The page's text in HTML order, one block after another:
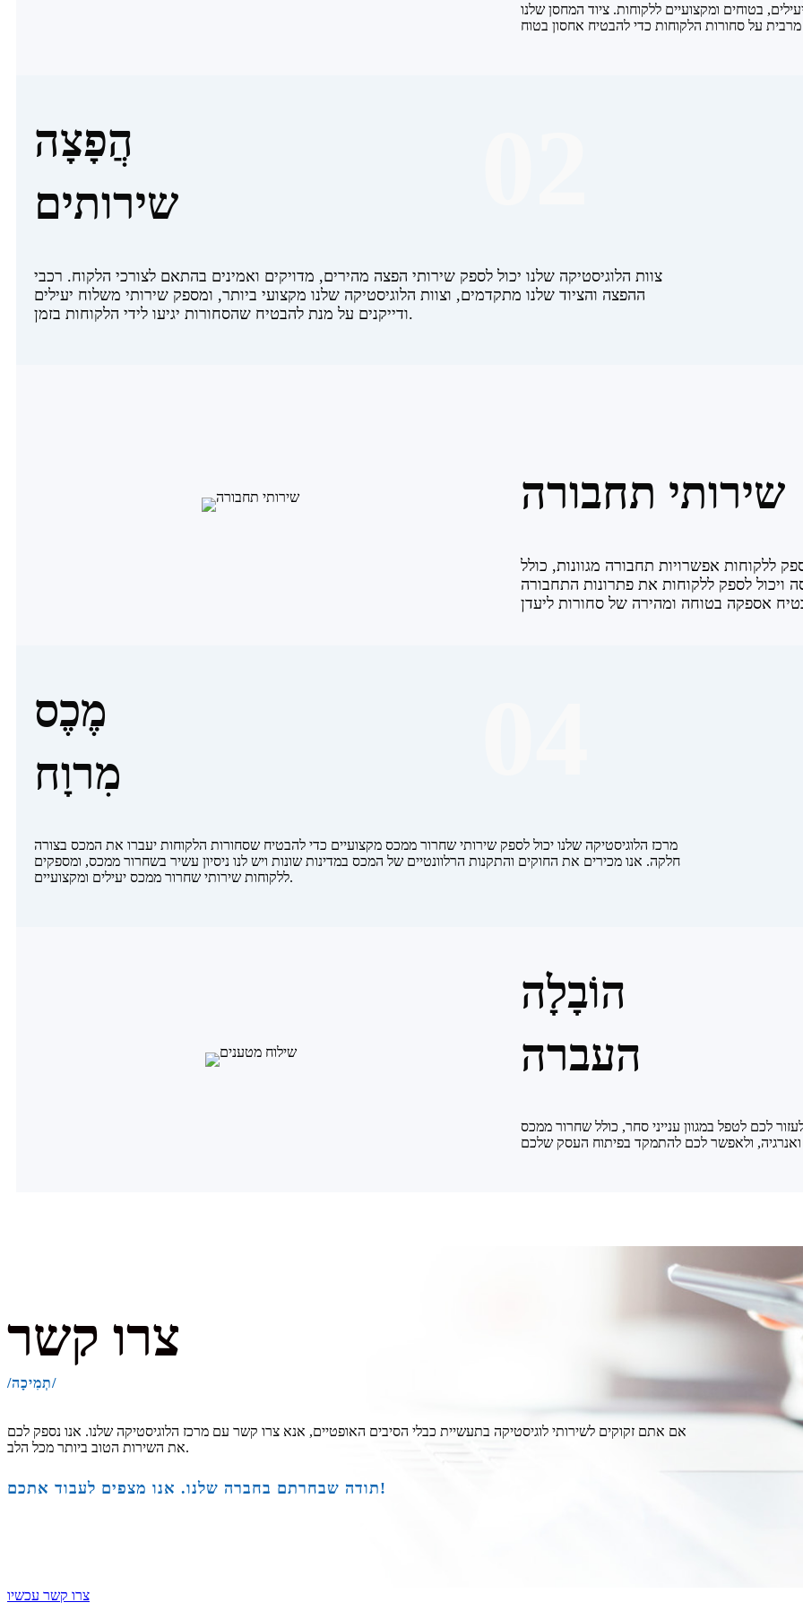
בטוחים ומקצועיים ללקוחות. ציוד המחסן שלנו
הֲפָצָה
שירותים
צוות הלוגיסטיקה שלנו יכול לספק שירותי הפצה מהירים, מדויקים ואמינים בהתאם לצורכי הלקוח. רכבי
ההפצה והציוד שלנו מתקדמים, וצוות הלוגיסטיקה שלנו מקצועי ביותר, ומספק שירותי משלוח יעילים
ודייקנים על מנת להבטיח שהסחורות יגיעו לידי הלקוחות בזמן.
שירותי תחבורה
ללקוחות אפשרויות תחבורה מגוונות, כולל
ויכול לספק ללקוחות את פתרונות התחבורה
מֶכֶס
מִרוָח
מרכז הלוגיסטיקה שלנו יכול לספק שירותי שחרור ממכס מקצועיים כדי להבטיח שסחורות הלקוחות יעברו את המכס בצורה
חלקה. אנו מכירים את החוקים והתקנות הרלוונטיים של המכס במדינות שונות ויש לנו ניסיון עשיר בשחרור ממכס, ומספקים
ללקוחות שירותי שחרור ממכס יעילים ומקצועיים.
הוֹבָלָה
העברה
לכם לטפל במגוון ענייני סחר, כולל שחרור ממכס
צרו קשר
/תְמִיכָה/
אם אתם זקוקים לשירותי לוגיסטיקה בתעשיית כבלי הסיבים האופטיים, אנא צרו קשר עם מרכז הלוגיסטיקה שלנו. אנו נספק לכם
את השירות הטוב ביותר מכל הלב.
תודה שבחרתם בחברה שלנו. אנו מצפים לעבוד אתכם!
צרו קשר עכשיו